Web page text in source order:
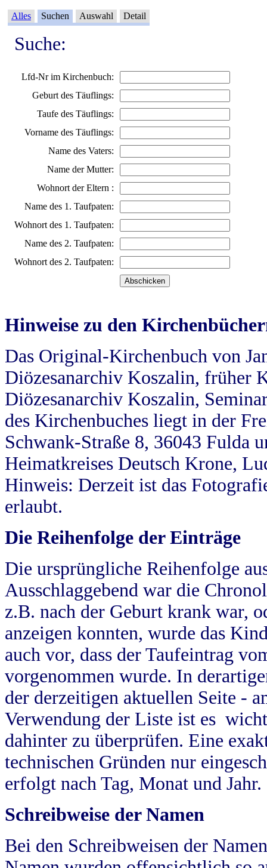
Alles Suchen Auswahl Detail
Suche:
Lfd-Nr im Kirchenbuch:
Geburt des Täuflings:
Taufe des Täuflings:
Vorname des Täuflings:
Name des Vaters:
Name der Mutter:
Wohnort der Eltern :
Name des 1. Taufpaten:
Wohnort des 1. Taufpaten:
Name des 2. Taufpaten:
Wohnort des 2. Taufpaten:
Hinweise zu den
Das Original-Kirchenbuch von
Diözesanarchiv Koszalin, früher
Diözesanarchiv Koszalin,
des Kirchenbuches liegt in der
Schwank-Straße 8, 36043 Fulda
Heimatkreises Deutsch Krone,
Hinweis: Derzeit ist das
erlaubt.
Die Reihenfolge der Einträge
Die ursprüngliche Reihenfolge
Ausschlaggebend war die
z.B. nach der Geburt krank war,
anzeigen konnten, wurde das
auch vor, dass der Taufeintrag
vorgenommen wurde. In
der derzeitigen aktuellen Seite -
Verwendung der Liste ist es
dahinter zu überprüfen. Eine
technischen Gründen nur
erfolgt nach Tag, Monat und Jahr.
Schreibweise der Namen
Bei den Schreibweisen der